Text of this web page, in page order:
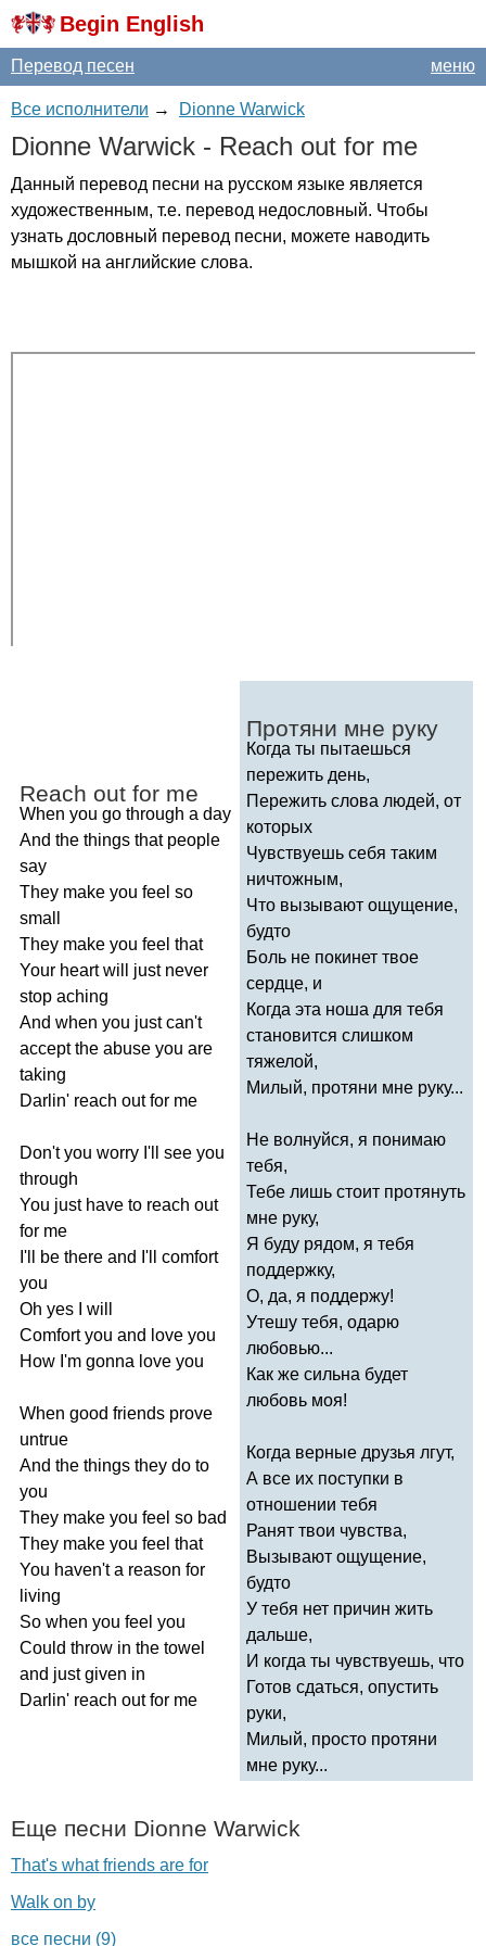
Begin English
меню
Перевод песен
Все исполнители → Dionne Warwick
Dionne Warwick - Reach out for me
Данный перевод песни на русском языке является
художественным, т.е. перевод недословный. Чтобы
узнать дословный перевод песни, можете наводить
мышкой на английские слова.
Reach out for me
When you go through a day
And the things that people
say
They make you feel so
small
They make you feel that
Your heart will just never
stop aching
And when you just can't
accept the abuse you are
taking
Darlin' reach out for me
Don't you worry I'll see you
through
You just have to reach out
for me
I'll
be there and I'll
comfort
you
Oh yes
will
Comfort you and love you
How I'm gonna love you
When good friends prove
untrue
And the things they do to
you
They make you feel so bad
They make you feel that
You haven't a reason for
living
So when you feel you
Could throw in the towel
and just given in
Darlin' reach out for me
Протяни мне руку
Когда ты пытаешься
пережить день,
Пережить слова людей, от
которых
Чувствуешь себя таким
ничтожным,
Что вызывают ощущение,
будто
Боль не покинет твое
сердце, и
Когда эта ноша для тебя
становится слишком
тяжелой,
Милый, протяни мне руку...
Не волнуйся, я понимаю
тебя,
Тебе лишь стоит протянуть
мне руку,
Я буду рядом, я тебя
поддержку,
О, да, я поддержу!
Утешу тебя, одарю
любовью...
Как же сильна будет
любовь моя!
Когда верные друзья лгут,
А все их поступки в
отношении тебя
Ранят твои чувства,
Вызывают ощущение,
будто
У тебя нет причин жить
дальше,
И когда ты чувствуешь, что
Готов сдаться, опустить
руки,
Милый, просто протяни
мне руку...
Еще песни Dionne Warwick
That's what friends are for
Walk on by
все песни (9)